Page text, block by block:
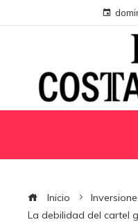
Inicio
La debilidad del cartel